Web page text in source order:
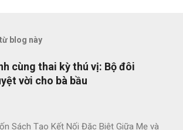
blog này
cùng thai kỳ thú vị: Bộ đôi
vời cho bà bầu
Sách Tạo Kết Nối Đặc Biệt Giữa Mẹ và